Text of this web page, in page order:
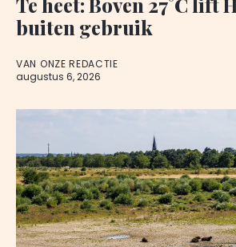
buiten gebruik
VAN ONZE REDACTIE
augustus 6, 2026